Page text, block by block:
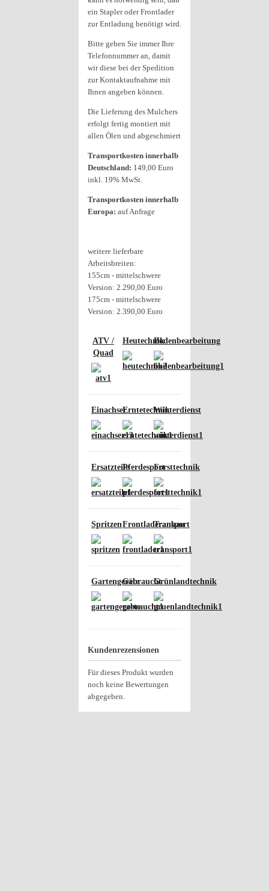
ein Stapler oder Frontlader
zur Entladung benötigt wird.
Bitte geben Sie immer Ihre
Telefonnummer an, damit
wir diese bei der Spedition
zur Kontaktaufnahme mit
Ihnen angeben können.
Die Lieferung des Mulchers
erfolgt fertig montiert mit
allen Ölen und abgeschmiert
Transportkosten innerhalb
Deutschland: 149,00 Euro
inkl. 19% MwSt.
Transportkosten innerhalb
Europa: auf Anfrage
weitere lieferbare
Arbeitsbreiten:
155cm - mittelschwere
Version: 2.290,00 Euro
175cm - mittelschwere
Version: 2.390,00 Euro
ATV /
Quad
HeutechnikBodenbearbeitung
EinachserErntetechnikWinterdienst
ErsatzteilePferdesportForsttechnik
SpritzenFrontladeranbau
Transport
GartengeräteGebrauchtGrünlandtechnik
Kundenrezensionen
Für dieses Produkt wurden
noch keine Bewertungen
abgegeben.